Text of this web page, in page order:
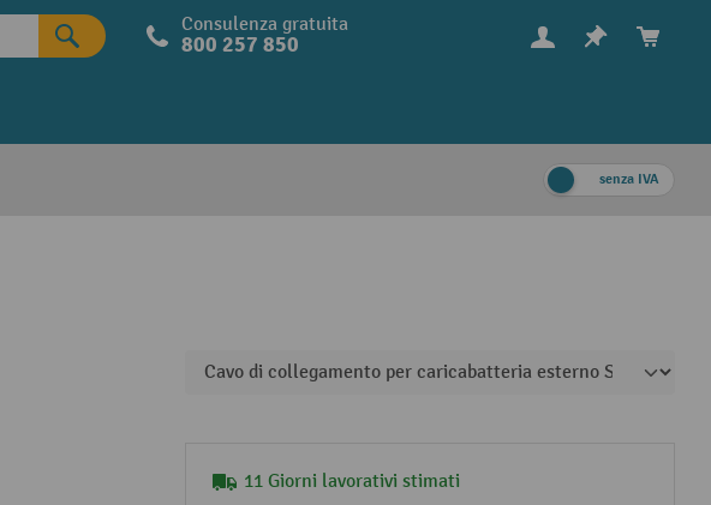
Consulenza gratuita
800 257 850
senza IVA
11 Giorni lavorativi stimati